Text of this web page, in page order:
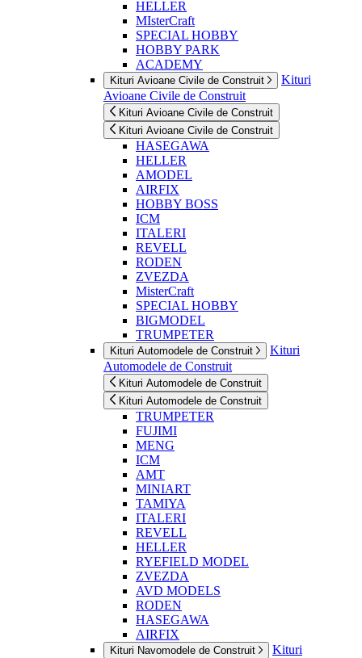
HELLER
MIsterCraft
SPECIAL HOBBY
HOBBY PARK
ACADEMY
Kituri Avioane Civile de Construit
Kituri
Avioane Civile de Construit
Kituri Avioane Civile de Construit
Kituri Avioane Civile de Construit
HASEGAWA
HELLER
AMODEL
AIRFIX
HOBBY BOSS
ICM
ITALERI
REVELL
RODEN
ZVEZDA
MisterCraft
SPECIAL HOBBY
BIGMODEL
TRUMPETER
Kituri Automodele de Construit
Kituri
Automodele de Construit
Kituri Automodele de Construit
Kituri Automodele de Construit
TRUMPETER
FUJIMI
MENG
ICM
AMT
MINIART
TAMIYA
ITALERI
REVELL
HELLER
RYEFIELD MODEL
ZVEZDA
AVD MODELS
RODEN
HASEGAWA
AIRFIX
Kituri Navomodele de Construit
Kituri